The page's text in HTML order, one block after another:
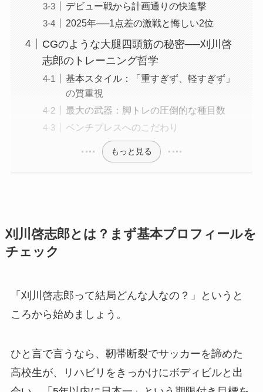
デビュー戦から計画通りの快進撃
2025年──1点差の激戦と悔しい2位
CGのような大腿四頭筋の秘密──刈川啓
志郎のトレーニング哲学
基本スタイル：「重すぎず、軽すぎず」
の質重視
最大の武器：脚トレの圧倒的な種目数
ベンチプレスへのこだわり
もっと見る
刈川啓志郎とは？まず基本プロフィールを
チェック
「刈川啓志郎って結局どんな人なの？」というと
ころから始めましょう。
ひと言で言うなら、靭帯断裂でサッカーを諦めた
高校生が、リハビリをきっかけにボディビルと出